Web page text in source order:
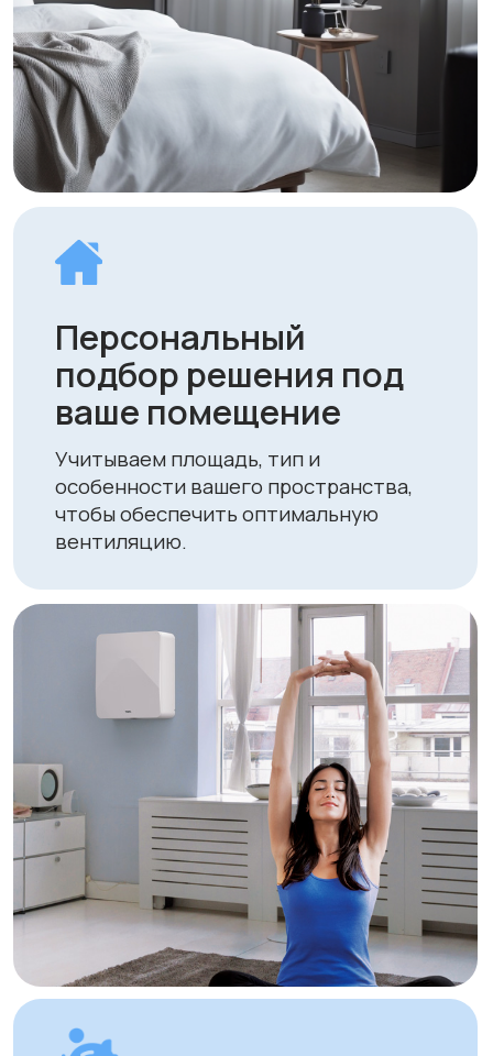
Мы держим конкурентные цены и
регулярно проводим акции, делая
качественные решения доступными
для всех.
Выгодные цены и
специальные
предложения
Гарантия и полное
сервисное
сопровождение
Обеспечиваем не только
гарантийное обслуживание, но и
регулярную диагностику, настройку
и замену фильтров.
Оплата и доставка